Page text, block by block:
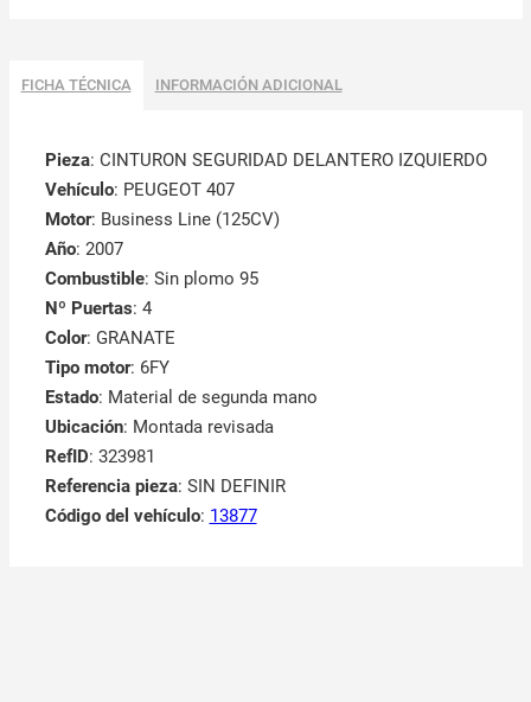
FICHA TÉCNICA INFORMACIÓN ADICIONAL
Pieza: CINTURON SEGURIDAD DELANTERO IZQUIERDO
Vehículo: PEUGEOT 407
Motor: Business Line (125CV)
Año: 2007
Combustible: Sin plomo 95
Nº Puertas: 4
Color: GRANATE
Tipo motor: 6FY
Estado: Material de segunda mano
Ubicación: Montada revisada
RefID: 323981
Referencia pieza: SIN DEFINIR
Código del vehículo: 13877